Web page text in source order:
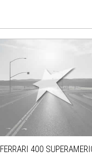
FERRARI 400